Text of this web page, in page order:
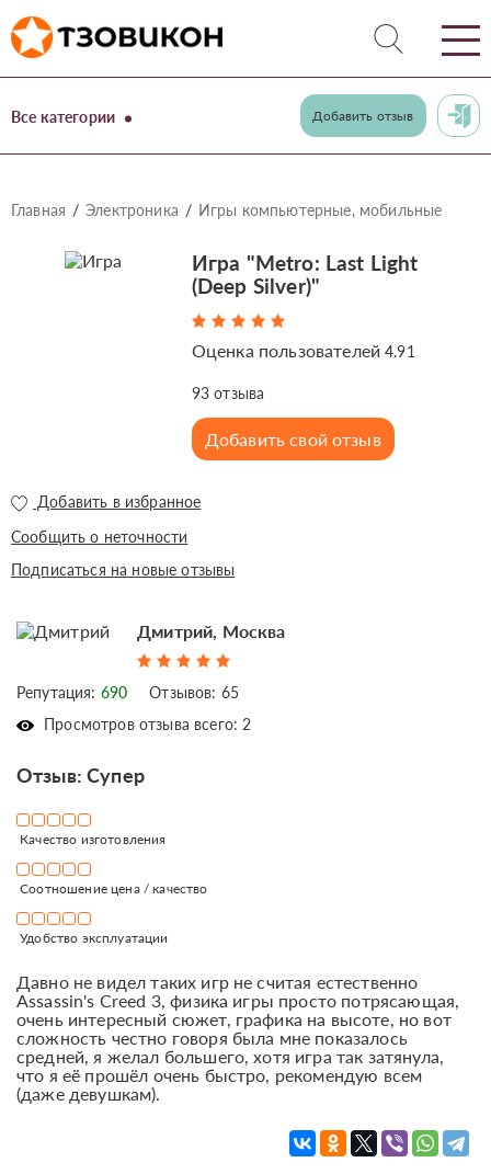
Все категории Добавить отзыв
Главная Электроника Игры компьютерные, мобильные
Игра "Metro: Last Light
(Deep Silver)"
Оценка пользователей4.91
93 отзыва
Добавить свой отзыв
Добавить в избранное
Сообщить о неточности
Подписаться на новые отзывы
Дмитрий, Москва
Репутация: 690
Отзывов: 65
Просмотров отзыва всего: 2
Отзыв: Супер
Качество изготовления
Соотношение цена / качество
Удобство эксплуатации
Давно не видел таких игр не считая естественно
Assassin's Creed 3, физика игры просто потрясающая,
очень интересный сюжет, графика на высоте, но вот
сложность честно говоря была мне показалось
средней, я желал большего, хотя игра так затянула,
что я её прошёл очень быстро, рекомендую всем
(даже девушкам).